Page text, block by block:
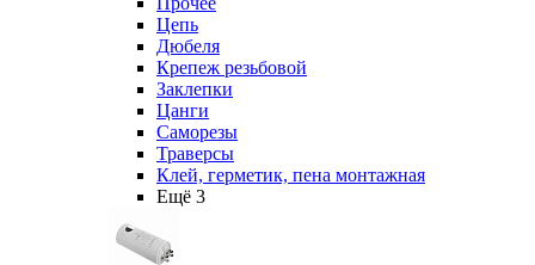
Цепь
Дюбеля
Крепеж резьбовой
Заклепки
Цанги
Саморезы
Траверсы
Клей, герметик, пена монтажная
Ещё 3